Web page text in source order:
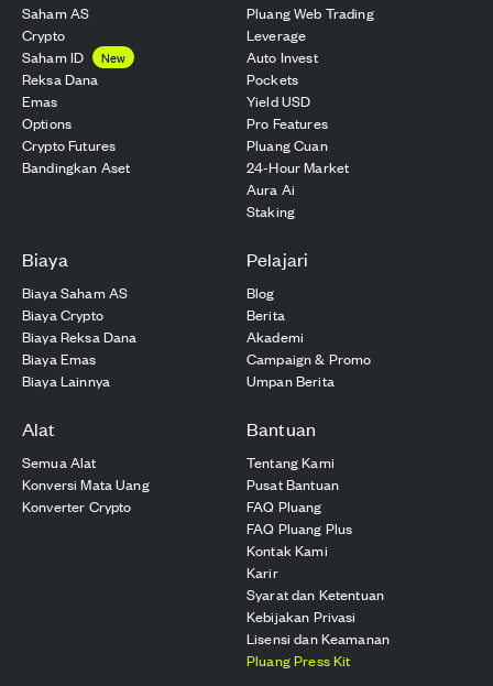
Saham AS
Crypto
Saham ID
New
Reksa Dana
Emas
Options
Crypto Futures
Bandingkan Aset
Pluang Web Trading
Leverage
Auto Invest
Pockets
Yield USD
Pro Features
Pluang Cuan
24-Hour Market
Aura Ai
Staking
Biaya
Biaya Saham AS
Biaya Crypto
Biaya Reksa Dana
Biaya Emas
Biaya Lainnya
Pelajari
Blog
Berita
Akademi
Campaign & Promo
Umpan Berita
Alat
Semua Alat
Konversi Mata Uang
Konverter Crypto
Bantuan
Tentang Kami
Pusat Bantuan
FAQ Pluang
FAQ Pluang Plus
Kontak Kami
Karir
Syarat dan Ketentuan
Kebijakan Privasi
Lisensi dan Keamanan
Pluang Press Kit